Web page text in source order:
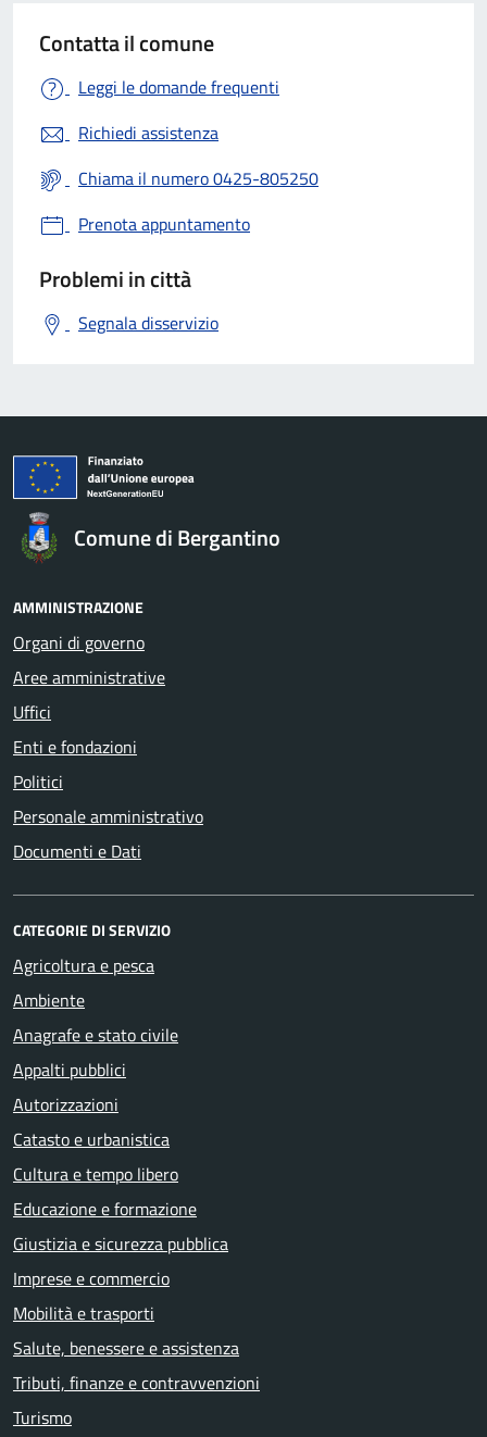
Contatta il comune
Leggi le domande frequenti
Richiedi assistenza
Chiama il numero 0425-805250
Prenota appuntamento
Problemi in città
Segnala disservizio
Comune di Bergantino
AMMINISTRAZIONE
Organi di governo
Aree amministrative
Uffici
Enti e fondazioni
Politici
Personale amministrativo
Documenti e Dati
CATEGORIE DI SERVIZIO
Agricoltura e pesca
Ambiente
Anagrafe e stato civile
Appalti pubblici
Autorizzazioni
Catasto e urbanistica
Cultura e tempo libero
Educazione e formazione
Giustizia e sicurezza pubblica
Imprese e commercio
Mobilità e trasporti
Salute, benessere e assistenza
Tributi, finanze e contravvenzioni
Turismo